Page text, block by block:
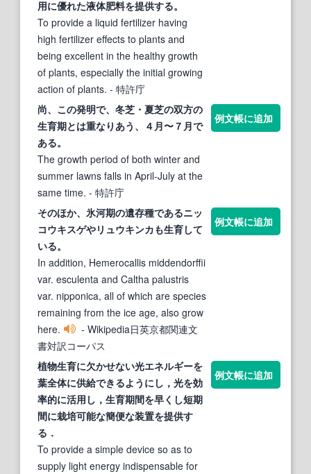
用に優れた液体肥料を提供する。
To provide a liquid fertilizer having
high fertilizer effects to plants and
being excellent in the healthy growth
of plants, especially the initial growing
action of plants. - 特許庁
尚、この発明で、冬芝・夏芝の双方の
生育期とは重なりあう、４月〜７月で
ある。
The growth period of both winter and
summer lawns falls in April-July at the
same time. - 特許庁
例文帳に追加
そのほか、氷河期の遺存種であるニッ
コウキスゲやリュウキンカも生育して
いる。
In addition, Hemerocallis middendorffii
var. esculenta and Caltha palustris
var. nipponica, all of which are species
remaining from the ice age, also grow
here.
- Wikipedia日英京都関連文
書対訳コーパス
例文帳に追加
植物生育に欠かせない光エネルギーを
葉全体に供給できるようにし，光を効
率的に活用し， 生育期間を早くし短期
間に栽培可能な簡便な装置を提供す
る．
To provide a simple device so as to
supply light energy indispensable for
例文帳に追加